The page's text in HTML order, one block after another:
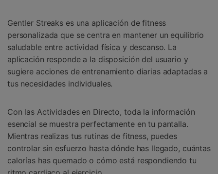
Gentler Streaks es una aplicación de fitness
personalizada que se centra en mantener un equilibrio
saludable entre actividad física y descanso. La
aplicación responde a la disposición del usuario y
sugiere acciones de entrenamiento diarias adaptadas a
tus necesidades individuales.
Con las Actividades en Directo, toda la información
esencial se muestra perfectamente en tu pantalla.
Mientras realizas tus rutinas de fitness, puedes
controlar sin esfuerzo hasta dónde has llegado, cuántas
calorías has quemado o cómo está respondiendo tu